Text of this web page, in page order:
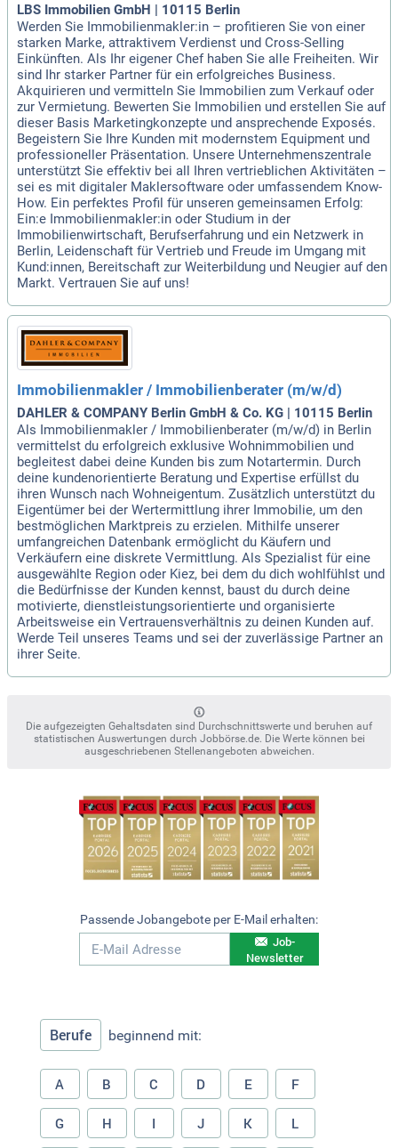
LBS Immobilien GmbH | 10115 Berlin
Werden Sie Immobilienmakler:in – profitieren Sie von einer
starken Marke, attraktivem Verdienst und Cross-Selling
Einkünften. Als Ihr eigener Chef haben Sie alle Freiheiten. Wir
sind Ihr starker Partner für ein erfolgreiches Business.
Akquirieren und vermitteln Sie Immobilien zum Verkauf oder
zur Vermietung. Bewerten Sie Immobilien und erstellen Sie auf
dieser Basis Marketingkonzepte und ansprechende Exposés.
Begeistern Sie Ihre Kunden mit modernstem Equipment und
professioneller Präsentation. Unsere Unternehmenszentrale
unterstützt Sie effektiv bei all Ihren vertrieblichen Aktivitäten –
sei es mit digitaler Maklersoftware oder umfassendem Know-
How. Ein perfektes Profil für unseren gemeinsamen Erfolg:
Ein:e Immobilienmakler:in oder Studium in der
Immobilienwirtschaft, Berufserfahrung und ein Netzwerk in
Berlin, Leidenschaft für Vertrieb und Freude im Umgang mit
Kund:innen, Bereitschaft zur Weiterbildung und Neugier auf den
Markt. Vertrauen Sie auf uns!
Immobilienmakler / Immobilienberater (m/w/d)
DAHLER & COMPANY Berlin GmbH & Co. KG | 10115 Berlin
Als Immobilienmakler / Immobilienberater (m/w/d) in Berlin
vermittelst du erfolgreich exklusive Wohnimmobilien und
begleitest dabei deine Kunden bis zum Notartermin. Durch
deine kundenorientierte Beratung und Expertise erfüllst du
ihren Wunsch nach Wohneigentum. Zusätzlich unterstützt du
Eigentümer bei der Wertermittlung ihrer Immobilie, um den
bestmöglichen Marktpreis zu erzielen. Mithilfe unserer
umfangreichen Datenbank ermöglicht du Käufern und
Verkäufern eine diskrete Vermittlung. Als Spezialist für eine
ausgewählte Region oder Kiez, bei dem du dich wohlfühlst und
die Bedürfnisse der Kunden kennst, baust du durch deine
motivierte, dienstleistungsorientierte und organisierte
Arbeitsweise ein Vertrauensverhältnis zu deinen Kunden auf.
Werde Teil unseres Teams und sei der zuverlässige Partner an
ihrer Seite.
Die aufgezeigten Gehaltsdaten sind Durchschnittswerte und beruhen auf
statistischen Auswertungen durch Jobbörse.de. Die Werte können bei
ausgeschriebenen Stellenangeboten abweichen.
Passende Jobangebote per E-Mail erhalten:
Job-
Newsletter
Berufe beginnend mit:
A B C D E F
G H I J K L